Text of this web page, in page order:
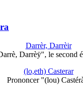
Darrèr, Darrèir
Darrèÿ", le second
(lo,eth) Casterar
Prononcer "(lou)